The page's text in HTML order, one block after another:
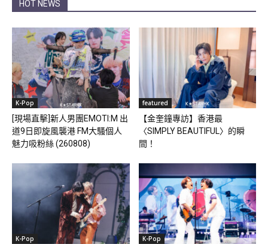
HOT NEWS
K-Pop
[現場直擊]新人男團EMOTI:M 出
道9日即旋風襲港 FM大騷個人
魅力吸粉絲 (260808)
featured
【金奎鐘專訪】香港最
〈SIMPLY BEAUTIFUL〉的瞬
間！
K-Pop K-Pop